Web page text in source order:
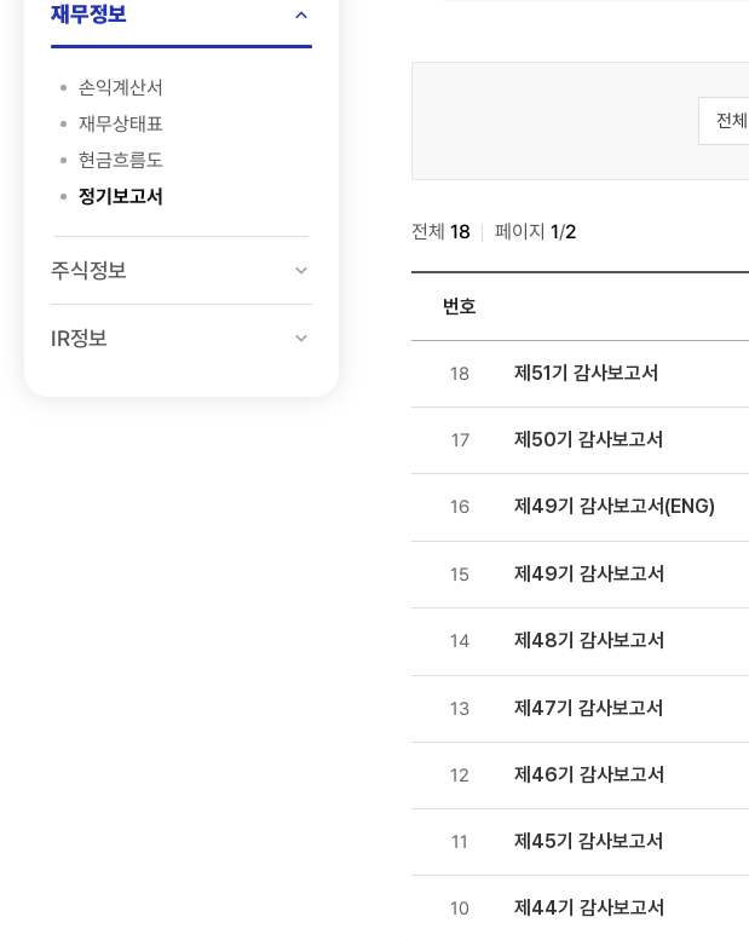
재무정보
손익계산서
재무상태표
현금흐름도
정기보고서
주식정보
IR정보
정기보고서
감사보고서
검색
전체 18 페이지 1/2
재무정보
정기보고서
감사보고서
첨부파일
조회수
번호
18 제51기 감사보고서
17 제50기 감사보고서
16 제49기 감사보고서(ENG)
15 제49기 감사보고서
14 제48기 감사보고서
13 제47기 감사보고서
12 제46기 감사보고서
11 제45기 감사보고서
10 제44기 감사보고서